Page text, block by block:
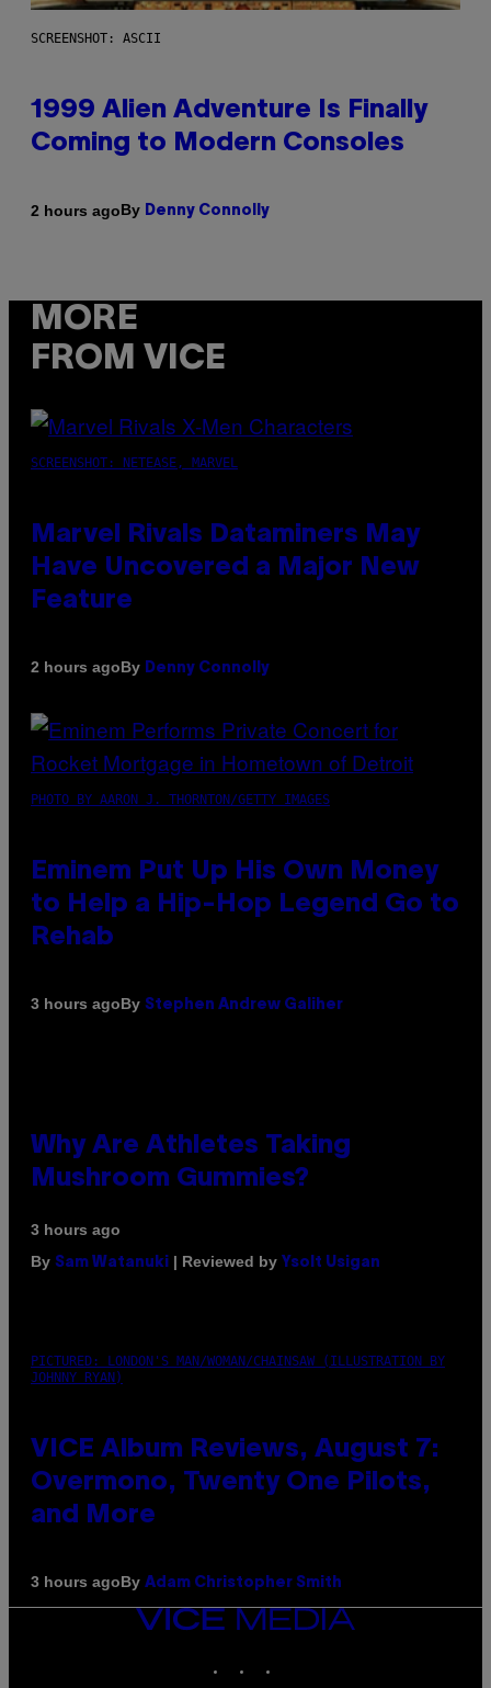
SCREENSHOT: ASCII
1999 Alien Adventure Is Finally
Coming to Modern Consoles
2 hours agoBy Denny Connolly
MORE
FROM VICE
SCREENSHOT: NETEASE, MARVEL
Marvel Rivals Dataminers May
Have Uncovered a Major New
Feature
2 hours agoBy Denny Connolly
PHOTO BY AARON J. THORNTON/GETTY IMAGES
Eminem Put Up His Own Money
to Help a Hip-Hop Legend Go to
Rehab
3 hours agoBy Stephen Andrew Galiher
Why Are Athletes Taking
Mushroom Gummies?
3 hours ago
By Sam Watanuki | Reviewed by Ysolt Usigan
PICTURED: LONDON'S MAN/WOMAN/CHAINSAW (ILLUSTRATION BY
JOHNNY RYAN)
VICE Album Reviews, August 7:
Overmono, Twenty One Pilots,
and More
3 hours agoBy Adam Christopher Smith
VICE
MEDIA